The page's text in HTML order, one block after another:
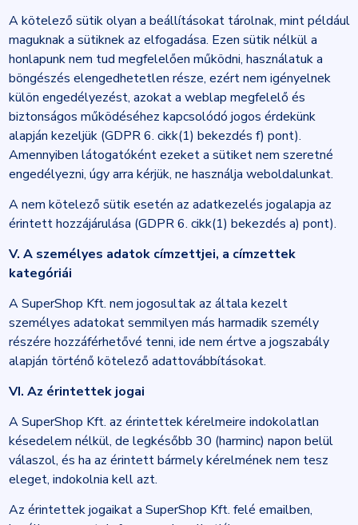
A kötelező sütik olyan a beállításokat tárolnak, mint például
maguknak a sütiknek az elfogadása. Ezen sütik nélkül a
honlapunk nem tud megfelelően működni, használatuk a
böngészés elengedhetetlen része, ezért nem igényelnek
külön engedélyezést, azokat a weblap megfelelő és
biztonságos működéséhez kapcsolódó jogos érdekünk
alapján kezeljük (GDPR 6. cikk(1) bekezdés f) pont).
Amennyiben látogatóként ezeket a sütiket nem szeretné
engedélyezni, úgy arra kérjük, ne használja weboldalunkat.
A nem kötelező sütik esetén az adatkezelés jogalapja az
érintett hozzájárulása (GDPR 6. cikk(1) bekezdés a) pont).
V. A személyes adatok címzettjei, a címzettek
kategóriái
A SuperShop Kft. nem jogosultak az általa kezelt
személyes adatokat semmilyen más harmadik személy
részére hozzáférhetővé tenni, ide nem értve a jogszabály
alapján történő kötelező adattovábbításokat.
VI. Az érintettek jogai
A SuperShop Kft. az érintettek kérelmeire indokolatlan
késedelem nélkül, de legkésőbb 30 (harminc) napon belül
válaszol, és ha az érintett bármely kérelmének nem tesz
eleget, indokolnia kell azt.
Az érintettek jogaikat a SuperShop Kft. felé emailben,